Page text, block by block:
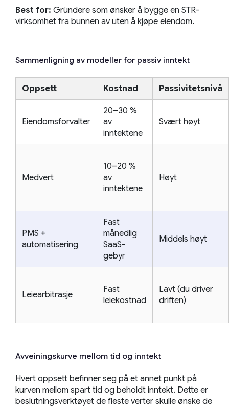
Best for: Gründere som ønsker å bygge en STR-
virksomhet fra bunnen av uten å kjøpe eiendom.
Sammenligning av modeller for passiv inntekt
Oppsett Kostnad Passivitetsnivå
Eiendomsforvalter
20–30 %
av
inntektene
Svært høyt
Medvert
10–20 %
av
inntektene
Høyt
PMS +
automatisering
Fast
månedlig
SaaS-
gebyr
Middels høyt
Leiearbitrasje
Fast
leiekostnad
Lavt (du driver
driften)
Avveiningskurve mellom tid og inntekt
Hvert oppsett befinner seg på et annet punkt på
kurven mellom spart tid og beholdt inntekt. Dette er
beslutningsverktøyet de fleste verter skulle ønske de